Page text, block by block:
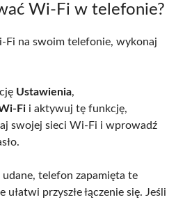
Wi-Fi w telefonie?
Fi na swoim telefonie, wykonaj
Ustawienia,
Fi i aktywuj tę funkcję,
swojej sieci Wi-Fi i wprowadź
udane, telefon zapamięta te
przyszłe łączenie się. Jeśli